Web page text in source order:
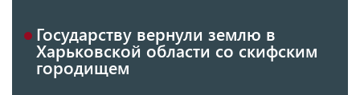
Государству вернули землю в
Харьковской области со скифским
городищем